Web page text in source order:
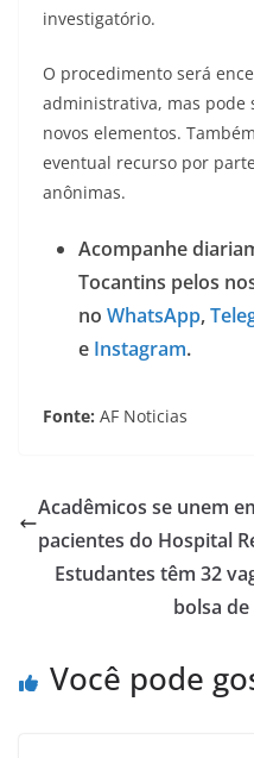
investigatório.
O procedimento será
administrativa, mas pode
novos elementos.
eventual recurso por
anônimas.
Acompanhe
Tocantins pelos
no WhatsApp,
e Instagram.
Fonte: AF Noticias
Acadêmicos se unem
pacientes do Hospital
Estudantes têm 32
bolsa
Você pode